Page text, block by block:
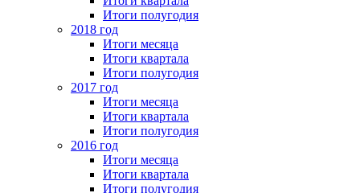
Итоги полугодия
2018 год
Итоги месяца
Итоги квартала
Итоги полугодия
2017 год
Итоги месяца
Итоги квартала
Итоги полугодия
2016 год
Итоги месяца
Итоги квартала
Итоги полугодия